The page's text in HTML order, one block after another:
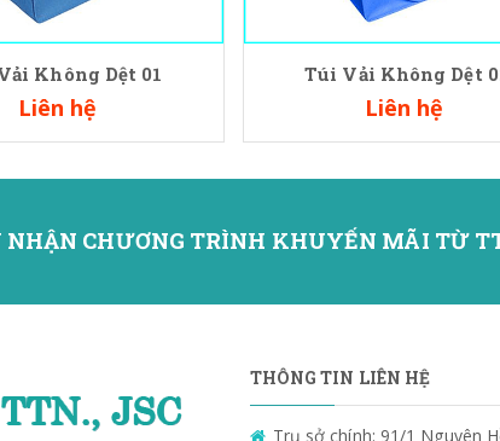
Không Dệt 01
Liên hệ
Túi Vải Không Dệt
Liên hệ
NHẬN CHƯƠNG TRÌNH KHUYẾN MÃI TỪ
THÔNG TIN LIÊN HỆ
Trụ sở chính: 91/1 Nguyên